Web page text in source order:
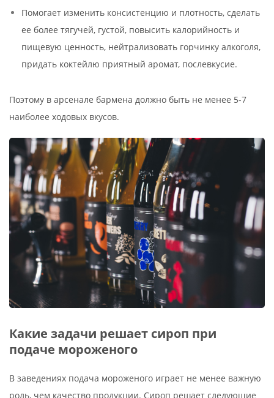
Помогает изменить консистенцию и плотность, сделать
ее более тягучей, густой, повысить калорийность и
пищевую ценность, нейтрализовать горчинку алкоголя,
придать коктейлю приятный аромат, послевкусие.
Поэтому в арсенале бармена должно быть не менее 5-7
наиболее ходовых вкусов.
Какие задачи решает сироп при
подаче мороженого
В заведениях подача мороженого играет не менее важную
роль, чем качество продукции. Сироп решает следующие